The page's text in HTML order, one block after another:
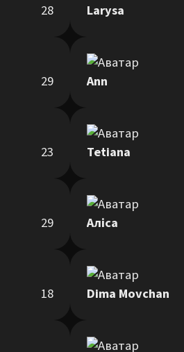
28 Larysa
29 Ann
23 Tetiana
29 Аліса
18 Dima Movchan